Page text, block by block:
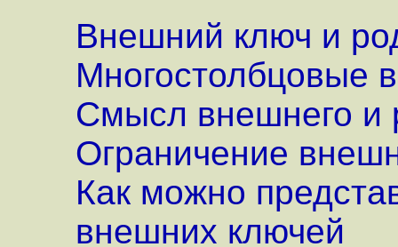
Внешний ключ и
Многостолбцовые
Смысл внешнего и
Ограничение
Как можно
внешних ключей